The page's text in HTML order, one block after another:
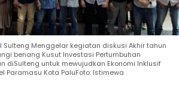
Sulteng Menggelar kegiatan diskusi Akhir tahun
benang Kusut Investasi Pertumbuhan
diSulteng untuk mewujudkan Ekonomi Inklusif
Paramasu Kota PaluFoto: Istimewa